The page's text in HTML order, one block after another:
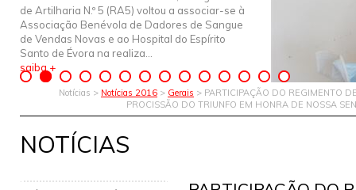
de Artilharia N.º 5 (RA5) voltou a associar-se à
Associação Benévola de Dadores de Sangue
de Vendas Novas e ao Hospital do Espírito
Santo de Évora na realiza...
saiba +
Notícias > Notícias 2016 > Gerais > PARTICIPAÇÃO DO REGIMENTO
PROCISSÃO DO TRIUNFO EM HONRA DE NOSSA
NOTÍCIAS